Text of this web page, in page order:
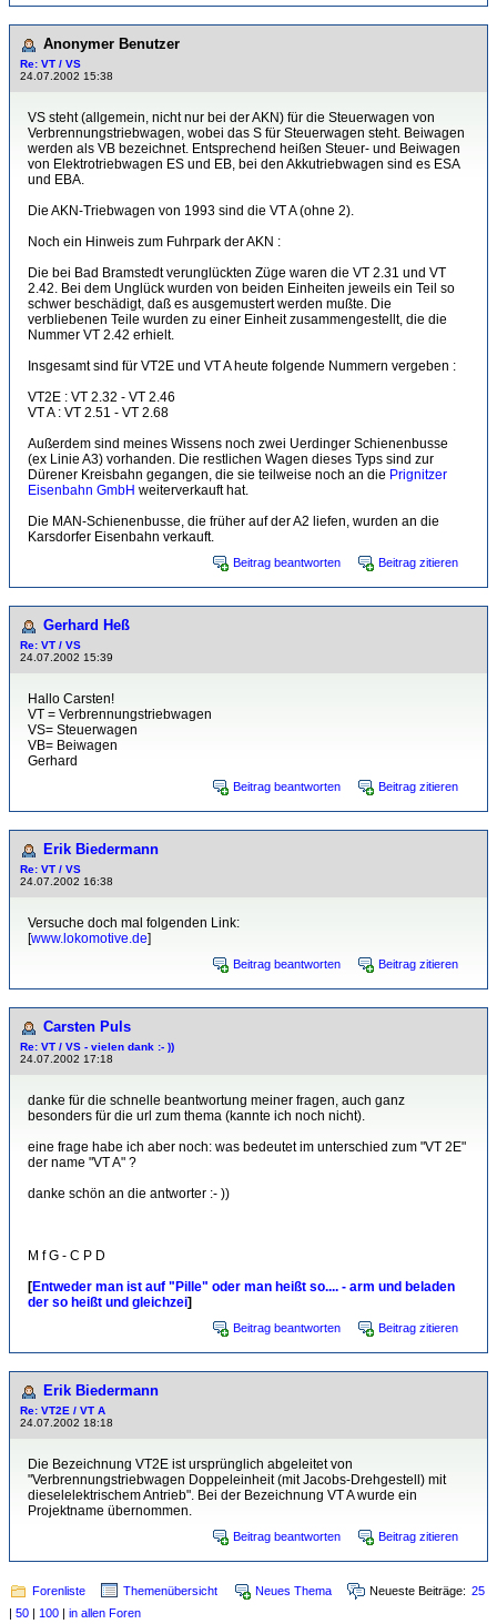
Anonymer Benutzer
Re: VT / VS
24.07.2002 15:38
VS steht (allgemein, nicht nur bei der AKN) für die Steuerwagen von
Verbrennungstriebwagen, wobei das S für Steuerwagen steht. Beiwagen
werden als VB bezeichnet. Entsprechend heißen Steuer- und Beiwagen
von Elektrotriebwagen ES und EB, bei den Akkutriebwagen sind es ESA
und EBA.
Die AKN-Triebwagen von 1993 sind die VT A (ohne 2).
Noch ein Hinweis zum Fuhrpark der AKN :
Die bei Bad Bramstedt verunglückten Züge waren die VT 2.31 und VT
2.42. Bei dem Unglück wurden von beiden Einheiten jeweils ein Teil so
schwer beschädigt, daß es ausgemustert werden mußte. Die
verbliebenen Teile wurden zu einer Einheit zusammengestellt, die die
Nummer VT 2.42 erhielt.
Insgesamt sind für VT2E und VT A heute folgende Nummern vergeben :
VT2E : VT 2.32 - VT 2.46
VT A : VT 2.51 - VT 2.68
Außerdem sind meines Wissens noch zwei Uerdinger Schienenbusse
(ex Linie A3) vorhanden. Die restlichen Wagen dieses Typs sind zur
Dürener Kreisbahn gegangen, die sie teilweise noch an die Prignitzer
Eisenbahn GmbH weiterverkauft hat.
Die MAN-Schienenbusse, die früher auf der A2 liefen, wurden an die
Karsdorfer Eisenbahn verkauft.
Beitrag beantworten Beitrag zitieren
Gerhard Heß
Re: VT / VS
24.07.2002 15:39
Hallo Carsten!
VT = Verbrennungstriebwagen
VS= Steuerwagen
VB= Beiwagen
Gerhard
Beitrag beantworten Beitrag zitieren
Erik Biedermann
Re: VT / VS
24.07.2002 16:38
Versuche doch mal folgenden Link:
[www.lokomotive.de]
Beitrag beantworten Beitrag zitieren
Carsten Puls
Re: VT / VS - vielen dank :- ))
24.07.2002 17:18
danke für die schnelle beantwortung meiner fragen, auch ganz
besonders für die url zum thema (kannte ich noch nicht).
eine frage habe ich aber noch: was bedeutet im unterschied zum "VT 2E"
der name "VT A" ?
danke schön an die antworter :- ))
M f G - C P D
[Entweder man ist auf "Pille" oder man heißt so.... - arm und beladen
der so heißt und gleichzei]
Beitrag beantworten Beitrag zitieren
Erik Biedermann
Re: VT2E / VT A
24.07.2002 18:18
Die Bezeichnung VT2E ist ursprünglich abgeleitet von
"Verbrennungstriebwagen Doppeleinheit (mit Jacobs-Drehgestell) mit
dieselelektrischem Antrieb". Bei der Bezeichnung VT A wurde ein
Projektname übernommen.
Beitrag beantworten Beitrag zitieren
Forenliste Themenübersicht Neues Thema Neueste Beiträge: 25
| 50 | 100 | in allen Foren